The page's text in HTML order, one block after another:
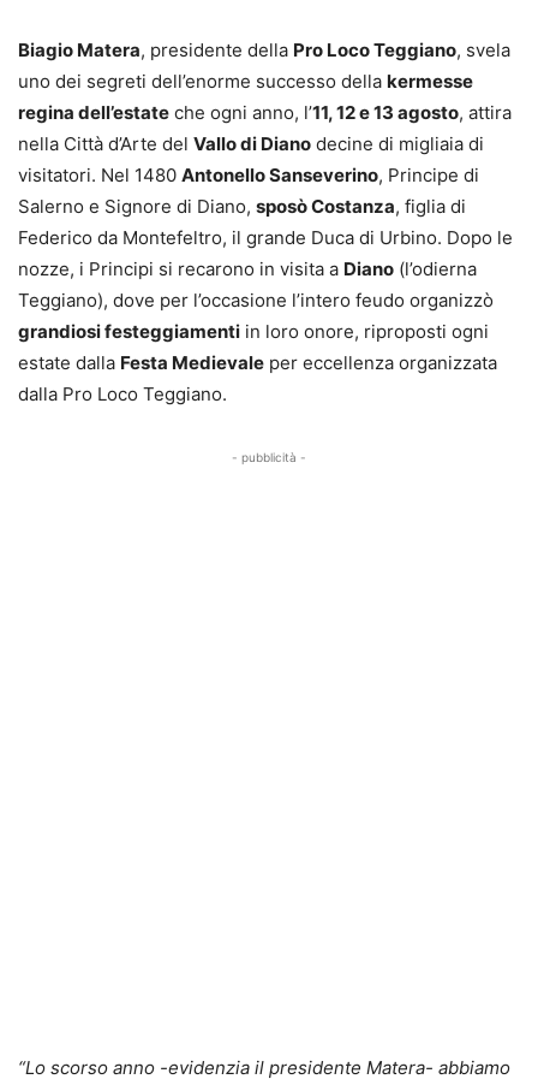
Biagio Matera, presidente della Pro Loco Teggiano, svela
uno dei segreti dell’enorme successo della kermesse
regina dell’estate che ogni anno, l’11, 12 e 13 agosto, attira
nella Città d’Arte del Vallo di Diano decine di migliaia di
visitatori. Nel 1480 Antonello Sanseverino, Principe di
Salerno e Signore di Diano, sposò Costanza, figlia di
Federico da Montefeltro, il grande Duca di Urbino. Dopo le
nozze, i Principi si recarono in visita a Diano (l’odierna
Teggiano), dove per l’occasione l’intero feudo organizzò
grandiosi festeggiamenti in loro onore, riproposti ogni
estate dalla Festa Medievale per eccellenza organizzata
dalla Pro Loco Teggiano.
- pubblicità -
“Lo scorso anno -evidenzia il presidente Matera- abbiamo